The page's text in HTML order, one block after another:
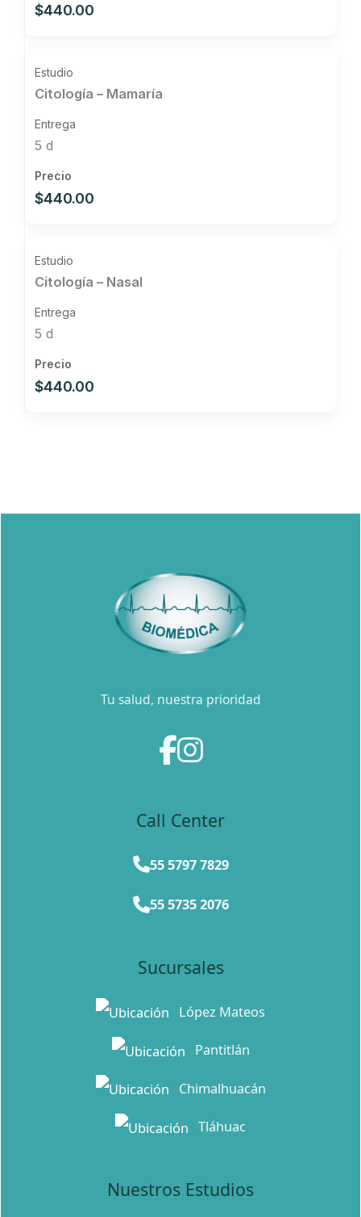
$440.00
Citología – Mamaría
5 d
$440.00
Citología – Nasal
5 d
$440.00
Tu salud, nuestra prioridad
Call Center
55 5797 7829
55 5735 2076
Sucursales
López Mateos
Pantitlán
Chimalhuacán
Tláhuac
Nuestros Estudios